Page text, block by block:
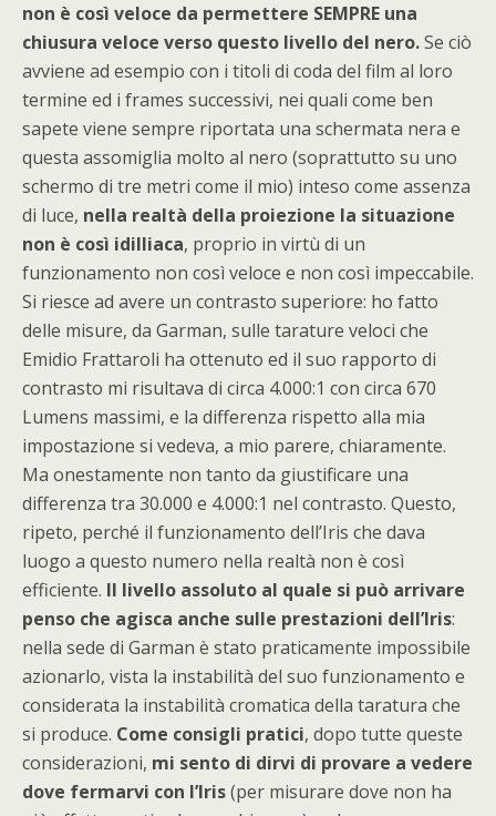
non è così veloce da permettere SEMPRE una
chiusura veloce verso questo livello del nero.Se ciò
avviene ad esempio con i titoli di coda del film al loro
termine ed i frames successivi, nei quali come ben
sapete viene sempre riportata una schermata nera e
questa assomiglia molto al nero (soprattutto su uno
schermo di tre metri come il mio) inteso come assenza
di luce, nella realtà della proiezione la situazione
non è così idilliaca, proprio in virtù di un
funzionamento non così veloce e non così impeccabile.
Si riesce ad avere un contrasto superiore: ho fatto
delle misure, da Garman, sulle tarature veloci che
Emidio Frattaroli ha ottenuto ed il suo rapporto di
contrasto mi risultava di circa 4.000:1 con circa 670
Lumens massimi, e la differenza rispetto alla mia
impostazione si vedeva, a mio parere, chiaramente.
Ma onestamente non tanto da giustificare una
differenza tra 30.000 e 4.000:1 nel contrasto. Questo,
ripeto, perché il funzionamento dell’Iris che dava
luogo a questo numero nella realtà non è così
efficiente. Il livello assoluto al quale si può arrivare
penso che agisca anche sulle prestazioni dell’Iris:
nella sede di Garman è stato praticamente impossibile
azionarlo, vista la instabilità del suo funzionamento e
considerata la instabilità cromatica della taratura che
si produce. Come consigli pratici, dopo tutte queste
considerazioni, mi sento di dirvi di provare a vedere
dove fermarvi con l’Iris(per misurare dove non ha